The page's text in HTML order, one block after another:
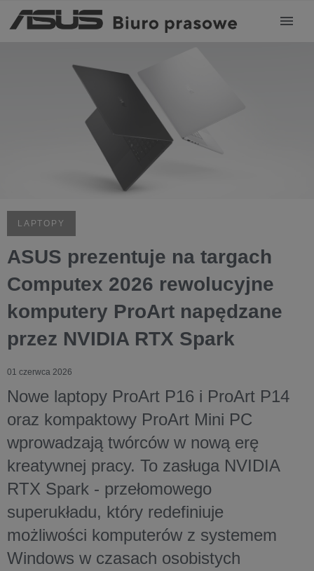
LAPTOPY
ASUS prezentuje na targach
Computex 2026 rewolucyjne
komputery ProArt napędzane
przez NVIDIA RTX Spark
01 czerwca 2026
Nowe laptopy ProArt P16 i ProArt P14
oraz kompaktowy ProArt Mini PC
wprowadzają twórców w nową erę
kreatywnej pracy. To zasługa NVIDIA
RTX Spark - przełomowego
superukładu, który redefiniuje
możliwości komputerów z systemem
Windows w czasach osobistych